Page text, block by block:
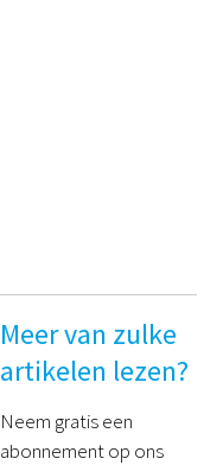
Meer van zulke
artikelen lezen?
Neem gratis een
abonnement op ons